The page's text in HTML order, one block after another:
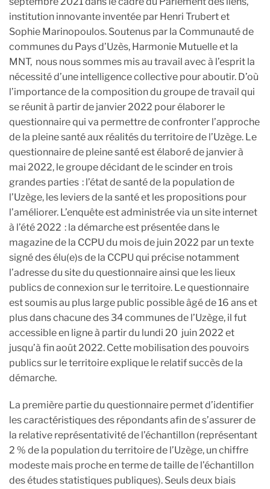
institution innovante inventée par Henri Trubert et
Sophie Marinopoulos. Soutenus par la Communauté de
communes du Pays d’Uzès, Harmonie Mutuelle et la
MNT, nous nous sommes mis au travail avec à l’esprit la
nécessité d’une intelligence collective pour aboutir. D’où
l’importance de la composition du groupe de travail qui
se réunit à partir de janvier 2022 pour élaborer le
questionnaire qui va permettre de confronter l’approche
de la pleine santé aux réalités du territoire de l’Uzège. Le
questionnaire de pleine santé est élaboré de janvier à
mai 2022, le groupe décidant de le scinder en trois
grandes parties : l’état de santé de la population de
l’Uzège, les leviers de la santé et les propositions pour
l’améliorer. L’enquête est administrée via un site internet
à l’été 2022 : la démarche est présentée dans le
magazine de la CCPU du mois de juin 2022 par un texte
signé des élu(e)s de la CCPU qui précise notamment
l’adresse du site du questionnaire ainsi que les lieux
publics de connexion sur le territoire. Le questionnaire
est soumis au plus large public possible âgé de 16 ans et
plus dans chacune des 34 communes de l’Uzège, il fut
accessible en ligne à partir du lundi 20 juin 2022 et
jusqu’à fin août 2022. Cette mobilisation des pouvoirs
publics sur le territoire explique le relatif succès de la
démarche.
La première partie du questionnaire permet d’identifier
les caractéristiques des répondants afin de s’assurer de
la relative représentativité de l’échantillon (représentant
2 % de la population du territoire de l’Uzège, un chiffre
modeste mais proche en terme de taille de l’échantillon
des études statistiques publiques). Seuls deux biais